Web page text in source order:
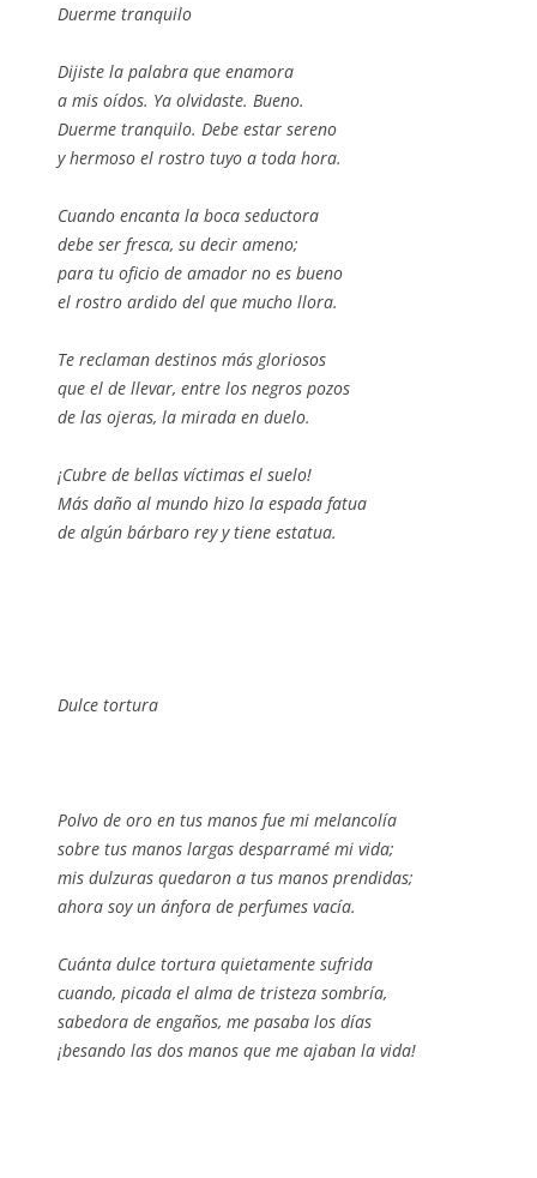
Duerme tranquilo
Dijiste la palabra que enamora
a mis oídos. Ya olvidaste. Bueno.
Duerme tranquilo. Debe estar sereno
y hermoso el rostro tuyo a toda hora.
Cuando encanta la boca seductora
debe ser fresca, su decir ameno;
para tu oficio de amador no es bueno
el rostro ardido del que mucho llora.
Te reclaman destinos más gloriosos
que el de llevar, entre los negros pozos
de las ojeras, la mirada en duelo.
¡Cubre de bellas víctimas el suelo!
Más daño al mundo hizo la espada fatua
de algún bárbaro rey y tiene estatua.
Dulce tortura
Polvo de oro en tus manos fue mi melancolía
sobre tus manos largas desparramé mi vida;
mis dulzuras quedaron a tus manos prendidas;
ahora soy un ánfora de perfumes vacía.
Cuánta dulce tortura quietamente sufrida
cuando, picada el alma de tristeza sombría,
sabedora de engaños, me pasaba los días
¡besando las dos manos que me ajaban la vida!